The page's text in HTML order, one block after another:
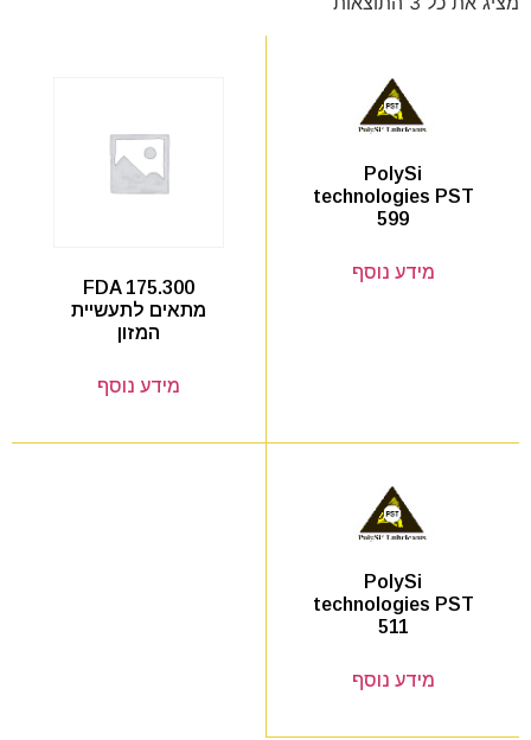
PolySi
technologies PST
599
מידע נוסף
FDA 175.300
מתאים לתעשיית
המזון
מידע נוסף
PolySi
technologies PST
511
מידע נוסף